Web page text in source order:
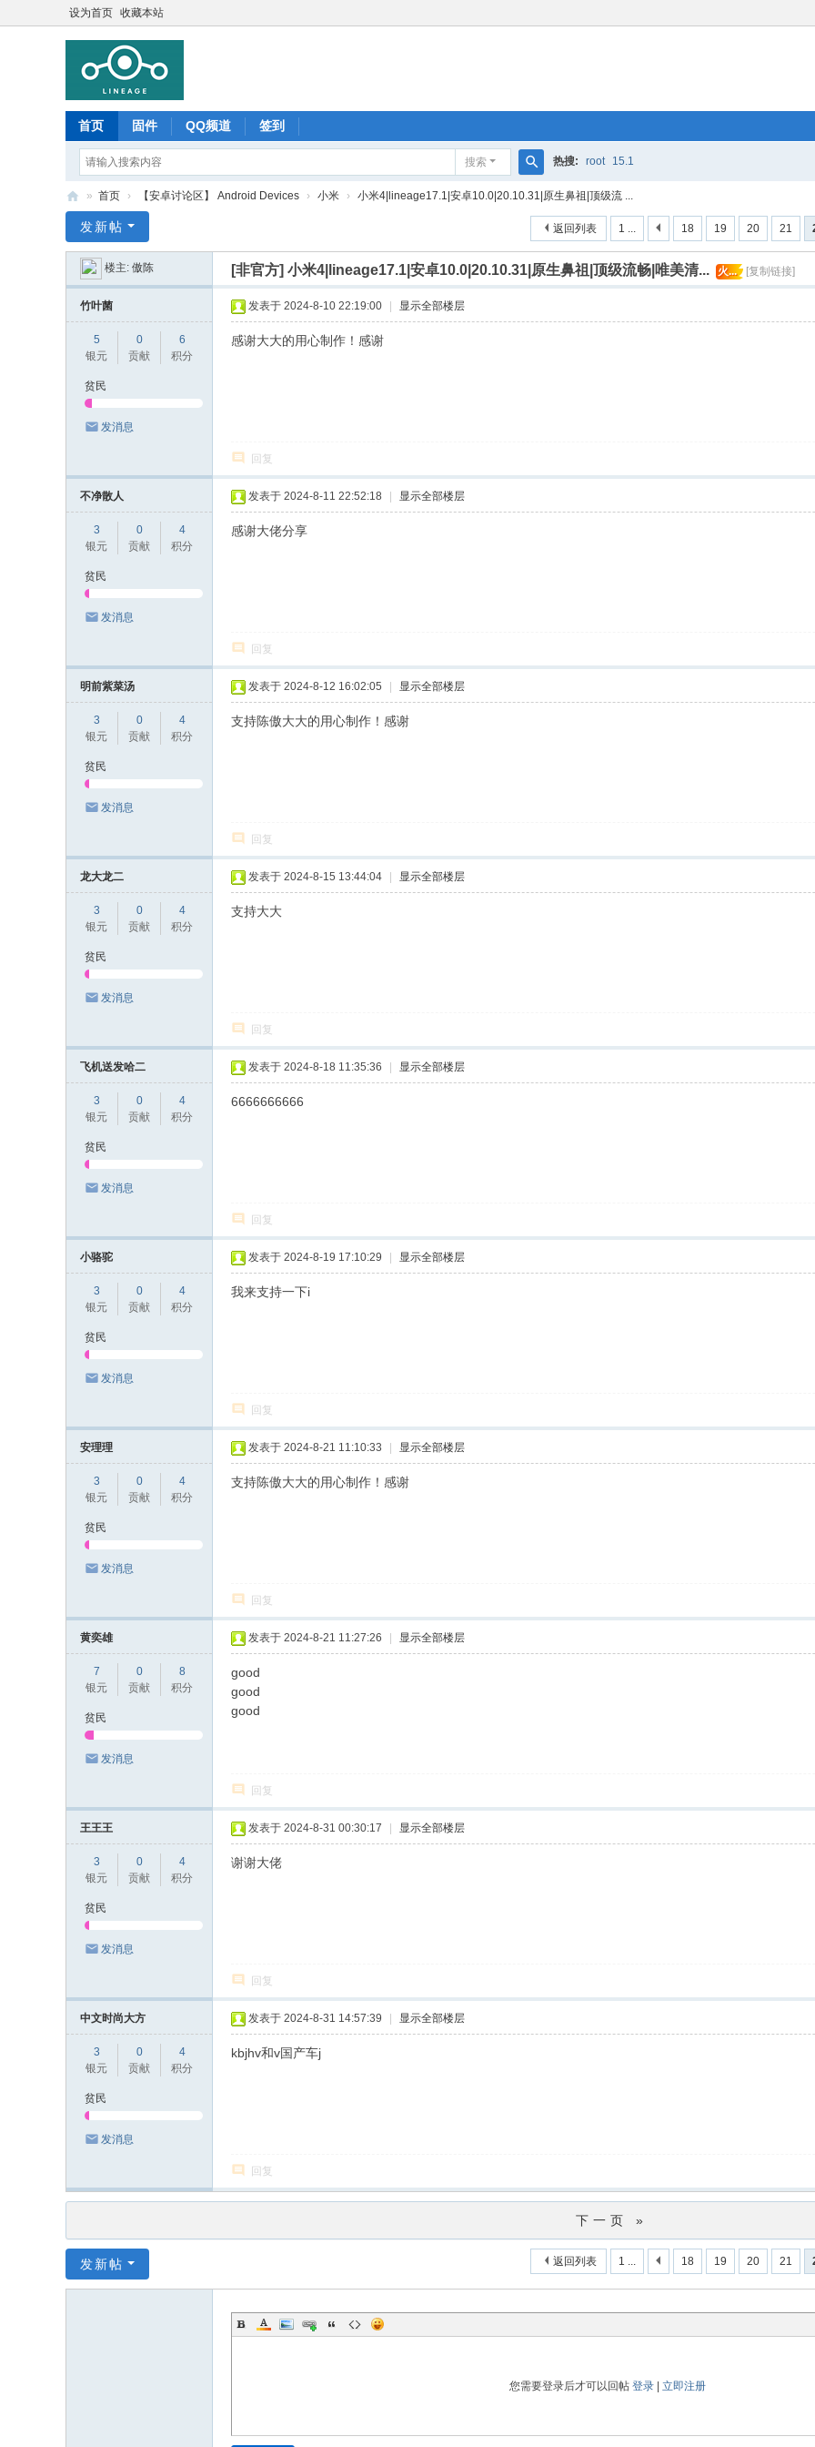
设为首页 收藏本站
首页 固件 QQ频道 签到
搜索
搜
索
热搜: root 15.1
ne
» 首页 › 【安卓讨论区】 Android Devices › 小米 › 小米4|lineage17.1|安卓10.0|20.10.31|原生鼻祖|顶级流 ...
1 ... 18 19 20 21
返回列表
发新帖
楼主: 傲陈 [非官方] 小米4|lineage17.1|安卓10.0|20.10.31|原生鼻祖|顶级流畅|唯美清... 火... [复制链接]
竹叶菌
5
银元
0
贡献
6
积分
贫民
发消息
发表于 2024-8-10 22:19:00 显示全部楼层
感谢大大的用心制作！感谢
回复
不净散人
3
银元
0
贡献
4
积分
贫民
发消息
发表于 2024-8-11 22:52:18 显示全部楼层
感谢大佬分享
回复
明前紫菜汤
3
银元
0
贡献
4
积分
贫民
发消息
发表于 2024-8-12 16:02:05 显示全部楼层
支持陈傲大大的用心制作！感谢
回复
龙大龙二
3
银元
0
贡献
4
积分
贫民
发消息
发表于 2024-8-15 13:44:04 显示全部楼层
支持大大
回复
飞机送发哈二
3
银元
0
贡献
4
积分
贫民
发消息
发表于 2024-8-18 11:35:36 显示全部楼层
6666666666
回复
小骆驼
3
银元
0
贡献
4
积分
贫民
发消息
发表于 2024-8-19 17:10:29 显示全部楼层
我来支持一下i
回复
安理理
3
银元
0
贡献
4
积分
贫民
发消息
发表于 2024-8-21 11:10:33 显示全部楼层
支持陈傲大大的用心制作！感谢
回复
黄奕雄
7
银元
0
贡献
8
积分
贫民
发消息
发表于 2024-8-21 11:27:26 显示全部楼层
good
good
good
回复
王王王
3
银元
0
贡献
4
积分
贫民
发消息
发表于 2024-8-31 00:30:17 显示全部楼层
谢谢大佬
回复
中文时尚大方
3
银元
0
贡献
4
积分
贫民
发消息
发表于 2024-8-31 14:57:39 显示全部楼层
kbjhv和v国产车j
回复
下一页 »
1 ... 18 19 20 21
返回列表
发新帖
您需要登录后才可以回帖 登录| 立即注册